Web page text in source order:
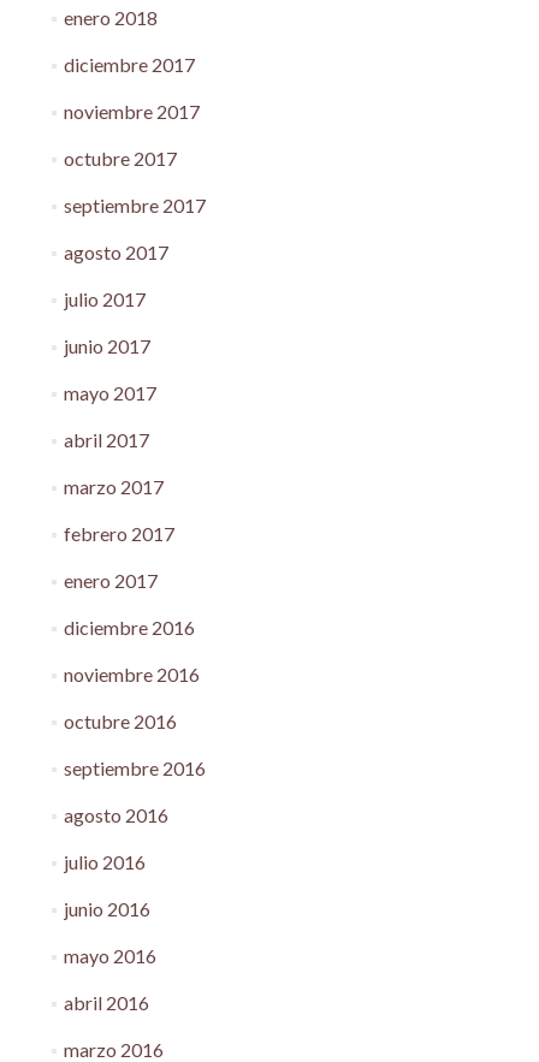
enero 2018
diciembre 2017
noviembre 2017
octubre 2017
septiembre 2017
agosto 2017
julio 2017
junio 2017
mayo 2017
abril 2017
marzo 2017
febrero 2017
enero 2017
diciembre 2016
noviembre 2016
octubre 2016
septiembre 2016
agosto 2016
julio 2016
junio 2016
mayo 2016
abril 2016
marzo 2016